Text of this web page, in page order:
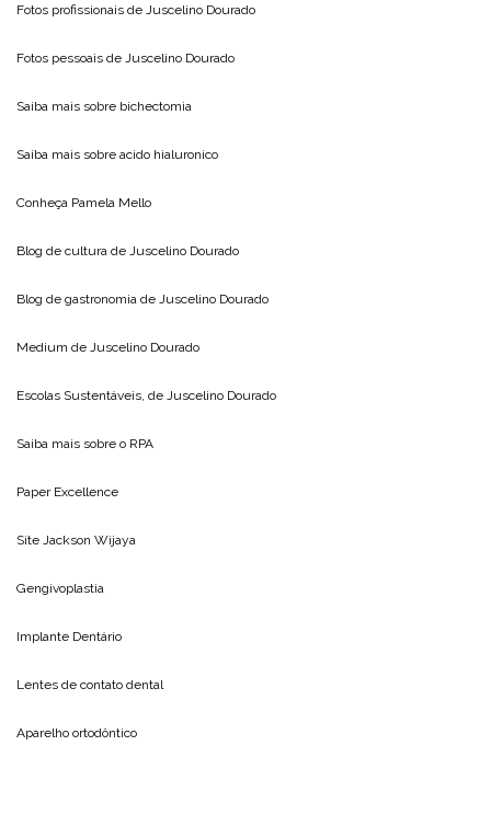
Fotos profissionais de Juscelino Dourado
Fotos pessoais de Juscelino Dourado
Saiba mais sobre bichectomia
Saiba mais sobre acido hialuronico
Conheça Pamela Mello
Blog de cultura de Juscelino Dourado
Blog de gastronomia de Juscelino Dourado
Medium de Juscelino Dourado
Escolas Sustentáveis, de Juscelino Dourado
Saiba mais sobre o RPA
Paper Excellence
Site Jackson Wijaya
Gengivoplastia
Implante Dentário
Lentes de contato dental
Aparelho ortodôntico